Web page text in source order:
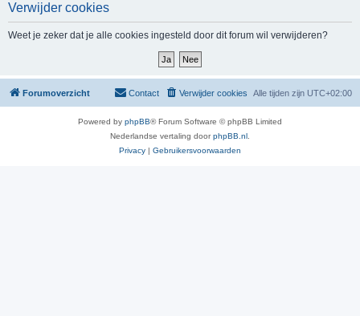
Verwijder cookies
Weet je zeker dat je alle cookies ingesteld door dit forum wil verwijderen?
Forumoverzicht Alle tijden zijn UTC+02:00
Verwijder cookies
Contact
Powered by phpBB® Forum Software © phpBB Limited
Nederlandse vertaling doorphpBB.nl
Privacy | Gebruikersvoorwaarden